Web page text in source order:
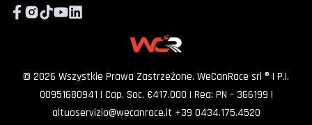
© 2026 Wszystkie Prawa Zastrzeżone. WeCanRace srl ® | P.I.
00951680941 | Cap. Soc. €417.000 | Rea: PN – 366199 |
altuoservizio@wecanrace.it +39 0434.175.4520